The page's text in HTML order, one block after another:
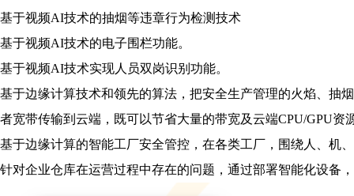
基于视频AI技术的抽烟等违章行为检测技术
基于视频AI技术的电子围栏功能。
基于视频AI技术实现人员双岗识别功能。
基于边缘计算技术和领先的算法，把安全生产管理的火焰、抽
者宽带传输到云端，既可以节省大量的带宽及云端CPU/GPU
基于边缘计算的智能工厂安全管控，在各类工厂，围绕人、机
针对企业仓库在运营过程中存在的问题，通过部署智能化设备